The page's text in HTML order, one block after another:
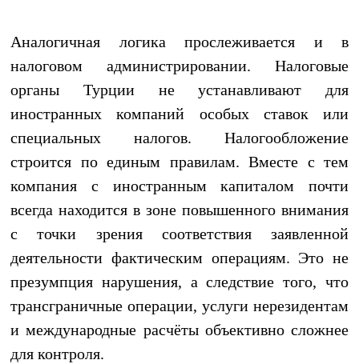
Аналогичная логика прослеживается и в
налоговом администрировании. Налоговые
органы Турции не устанавливают для
иностранных компаний особых ставок или
специальных налогов. Налогообложение
строится по единым правилам. Вместе с тем
компания с иностранным капиталом почти
всегда находится в зоне повышенного внимания
с точки зрения соответствия заявленной
деятельности фактическим операциям. Это не
презумпция нарушения, а следствие того, что
трансграничные операции, услуги нерезидентам
и международные расчёты объективно сложнее
для контроля.